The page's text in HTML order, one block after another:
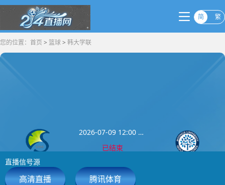
简 繁
您的位置： 首页 > 篮球> 韩大学联
成均馆大学
2026-07-09 12:00 韩大学联
已结束
0:0
直播信号源
高清直播 腾讯体育